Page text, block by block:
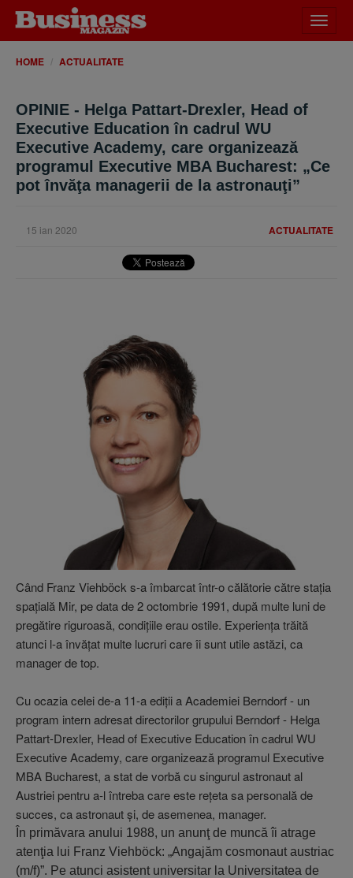
meniu
HOME ACTUALITATE
OPINIE - Helga Pattart-Drexler, Head of
Executive Education în cadrul WU
Executive Academy, care organizează
programul Executive MBA Bucharest: „Ce
pot învăţa managerii de la astronauţi”
ACTUALITATE
15 ian 2020
Când Franz Viehböck s-a îmbarcat într-o călătorie către staţia
spaţială Mir, pe data de 2 octombrie 1991, după multe luni de
pregătire riguroasă, condiţiile erau ostile. Experienţa trăită
atunci l-a învăţat multe lucruri care îi sunt utile astăzi, ca
manager de top.
Cu ocazia celei de-a 11-a ediţii a Academiei Berndorf - un
program intern adresat directorilor grupului Berndorf - Helga
Pattart-Drexler, Head of Executive Education în cadrul WU
Executive Academy, care organizează programul Executive
MBA Bucharest, a stat de vorbă cu singurul astronaut al
Austriei pentru a-l întreba care este reţeta sa personală de
succes, ca astronaut şi, de asemenea, manager.
În primăvara anului 1988, un anunţ de muncă îi atrage
atenţia lui Franz Viehböck: „Angajăm cosmonaut austriac
(m/f)”. Pe atunci asistent universitar la Universitatea de